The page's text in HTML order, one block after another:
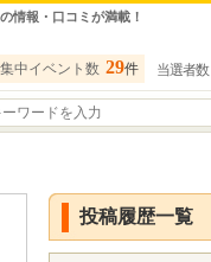
情報・口コミが満載！
中イベント数 29件 当選者数
投稿履歴一覧